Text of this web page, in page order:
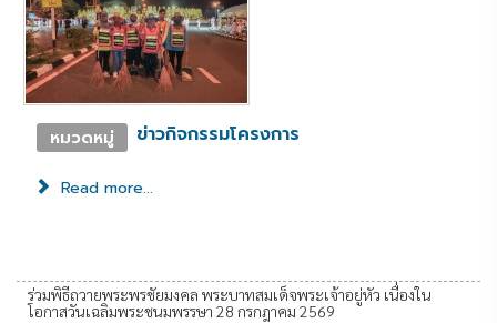
หมวดหมู่ ข่าวกิจกรรมโครงการ
Read more...
ร่วมพิธีถวายพระพรชัยมงคล พระบาทสมเด็จพระเจ้าอยู่หัว เนื่องใน
โอกาสวันเฉลิมพระชนมพรรษา 28 กรกฎาคม 2569